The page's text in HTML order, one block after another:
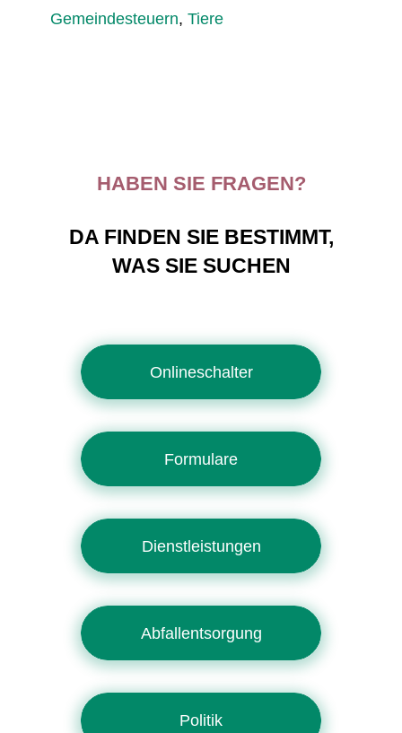
Gemeindesteuern, Tiere
HABEN SIE FRAGEN?
DA FINDEN SIE BESTIMMT,
WAS SIE SUCHEN
Onlineschalter
Formulare
Dienstleistungen
Abfallentsorgung
Politik